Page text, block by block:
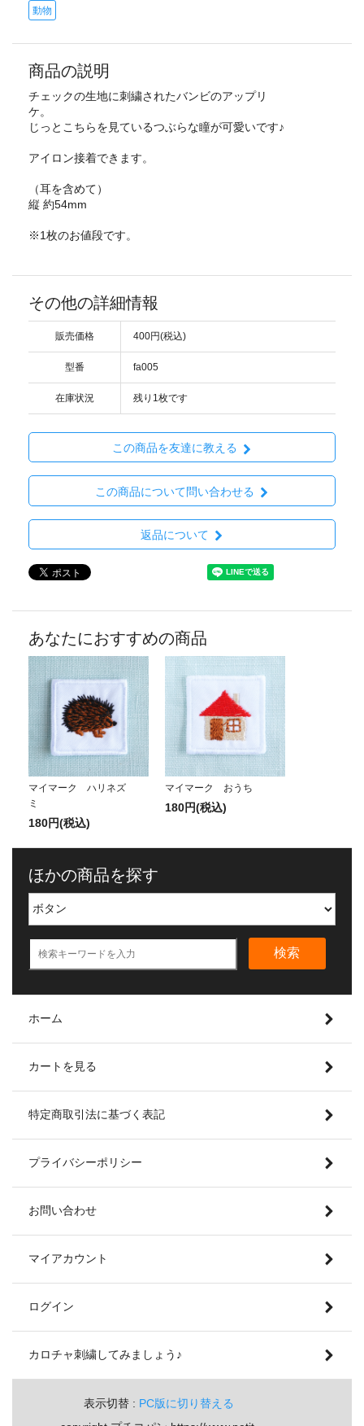
動物
商品の説明
チェックの生地に刺繍されたバンビのアップリ
ケ。
じっとこちらを見ているつぶらな瞳が可愛いです♪
アイロン接着できます。
（耳を含めて）
縦 約54mm
※1枚のお値段です。
その他の詳細情報
販売価格 400円(税込)
型番 fa005
在庫状況 残り1枚です
この商品を友達に教える
この商品について問い合わせる
返品について
あなたにおすすめの商品
マイマーク ハリネズ
ミ
180円(税込)
マイマーク おうち
180円(税込)
ほかの商品を探す
検索
ホーム
カートを見る
特定商取引法に基づく表記
プライバシーポリシー
お問い合わせ
マイアカウント
ログイン
カロチャ刺繍してみましょう♪
表示切替 : PC版に切り替える